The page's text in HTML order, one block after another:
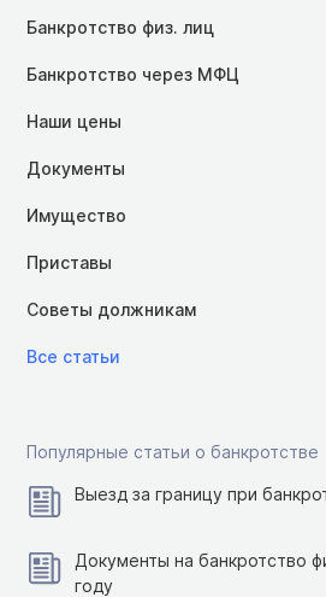
Банкротство физ. лиц
Банкротство через МФЦ
Наши цены
Документы
Имущество
Приставы
Советы должникам
Все статьи
Популярные статьи о банкротстве
Выезд за границу при
Документы на банкротство
году